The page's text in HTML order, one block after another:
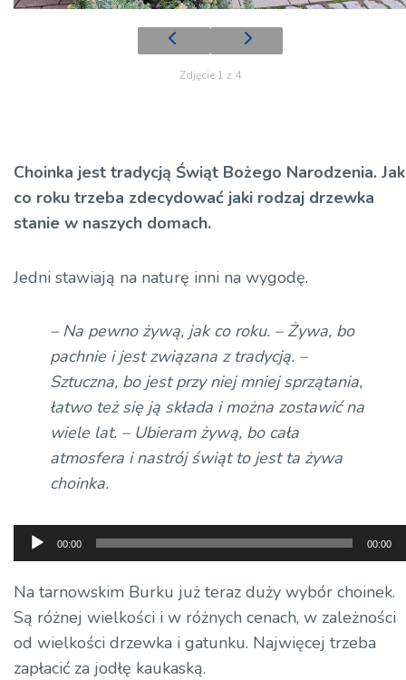
Zdjęcie 1 z 4
Choinka jest tradycją Świąt Bożego Narodzenia. Jak
co roku trzeba zdecydować jaki rodzaj drzewka
stanie w naszych domach.
Jedni stawiają na naturę inni na wygodę.
– Na pewno żywą, jak co roku. – Żywa, bo
pachnie i jest związana z tradycją. –
Sztuczna, bo jest przy niej mniej sprzątania,
łatwo też się ją składa i można zostawić na
wiele lat. – Ubieram żywą, bo cała
atmosfera i nastrój świąt to jest ta żywa
choinka.
Odtwarzacz
plików
dźwiękowych
00:00 00:00
Na tarnowskim Burku już teraz duży wybór choinek.
Są różnej wielkości i w różnych cenach, w zależności
od wielkości drzewka i gatunku. Najwięcej trzeba
zapłacić za jodłę kaukaską.